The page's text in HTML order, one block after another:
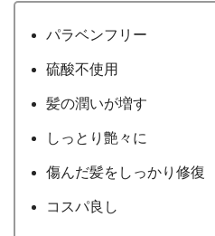
パラベンフリー
硫酸不使用
髪の潤いが増す
しっとり艶々に
傷んだ髪をしっかり修復
コスパ良し